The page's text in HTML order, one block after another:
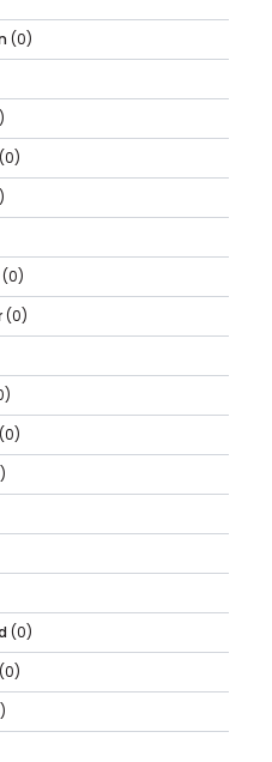
(0)
(0)
(0)
(0)
(0)
(0)
(0)